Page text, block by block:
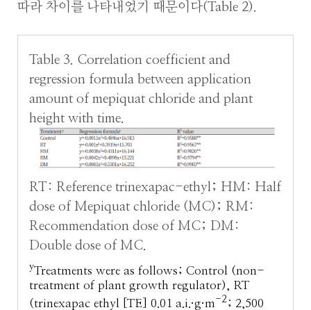
따라 차이를 나타내었기 때문이다(Table 2).
Table 3. Correlation coefficient and
regression formula between application
amount of mepiquat chloride and plant
height with time.
RT: Reference trinexapac-ethyl; HM: Half
dose of Mepiquat chloride (MC); RM:
Recommendation dose of MC; DM:
Double dose of MC.
yTreatments were as follows; Control (non-
treatment of plant growth regulator), RT
(trinexapac ethyl [TE] 0.01 a.i.·g·m -2; 2,500